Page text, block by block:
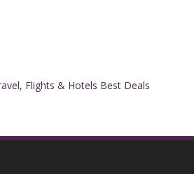
Flights & Hotels Best Deals